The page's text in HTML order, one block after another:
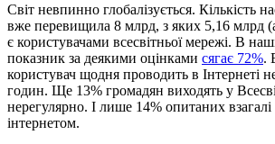
Світ невпинно глобалізується. Кількість
вже перевищила 8 млрд, з яких 5,16 млрд
є користувачами всесвітньої мережі. В
показник за деякими оцінками сягає 72%.
користувач щодня проводить в Інтернеті
годин. Ще 13% громадян виходять у
нерегулярно. І лише 14% опитаних
інтернетом.